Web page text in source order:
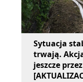
Sytuacja
trwają.
jeszcze